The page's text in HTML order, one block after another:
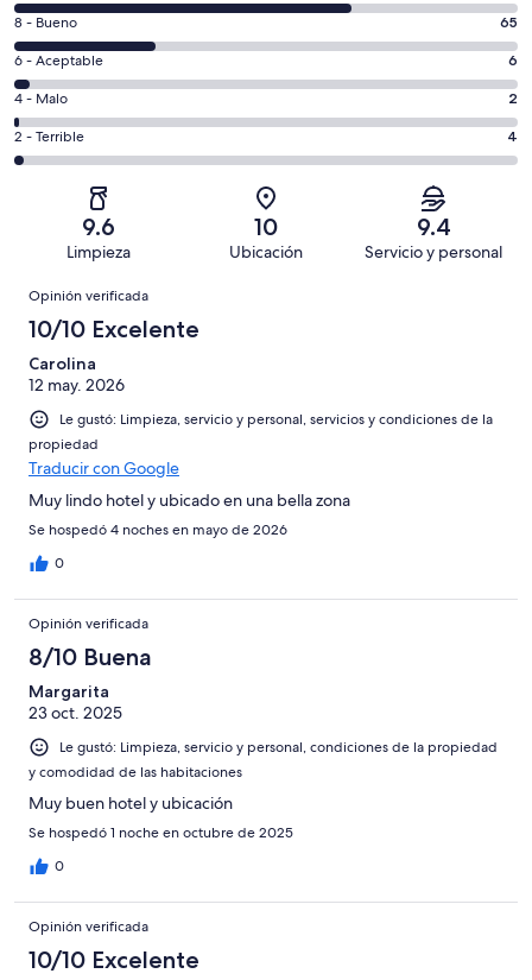
de
10,
es
decir,
Excelente.
Basada
en
opiniones
Puntuación
de
8,
es
decir,
Bueno.
opiniones
8 - Bueno 65
Puntuación
de
6,
es
decir,
Aceptable.
de
234
opiniones
6 - Aceptable 6
Puntuación
de
4,
Basada
de
opiniones
4 - Malo 2
Puntuación
de
Terrible.
Basada
de
234
opiniones
2 - Terrible 4
9.6
Limpieza
10
Ubicación
9.4
Servicio y personal
Opiniones
Opinión verificada
10/10 Excelente
Carolina
12 may. 2026
Le gustó: Limpieza, servicio y personal, servicios y condiciones de la
propiedad
Traducir con Google
Muy lindo hotel y ubicado en una bella zona
Se hospedó 4 noches en mayo de 2026
0
Opinión verificada
8/10 Buena
Margarita
23 oct. 2025
Le gustó: Limpieza, servicio y personal, condiciones de la propiedad
y comodidad de las habitaciones
Muy buen hotel y ubicación
Se hospedó 1 noche en octubre de 2025
0
Opinión verificada
10/10 Excelente